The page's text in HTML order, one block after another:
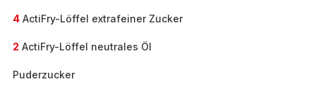
4 ActiFry-Löffel extrafeiner Zucker
2 ActiFry-Löffel neutrales Öl
Puderzucker